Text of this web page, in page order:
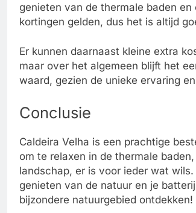
genieten van de thermale baden
kortingen gelden, dus het is altijd
Er kunnen daarnaast kleine extra
maar over het algemeen blijft het
waard, gezien de unieke ervaring
Conclusie
Caldeira Velha is een prachtige
om te relaxen in de thermale
landschap, er is voor ieder wat
genieten van de natuur en je
bijzondere natuurgebied ontdekken!